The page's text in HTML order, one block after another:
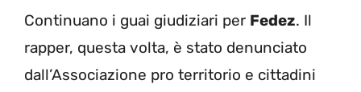
Continuano i guai giudiziari per Fedez. Il
rapper, questa volta, è stato denunciato
dall’Associazione pro territorio e cittadini